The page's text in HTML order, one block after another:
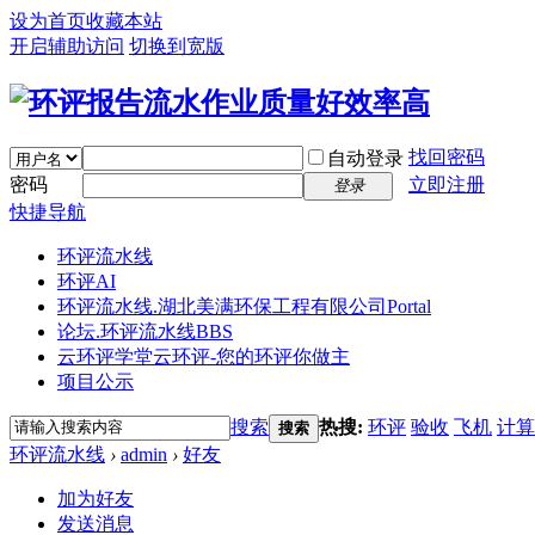
设为首页收藏本站
开启辅助访问 切换到宽版
自动登录 找回密码
密码
登录
立即注册
快捷导航
环评流水线
环评AI
环评流水线.湖北美满环保工程有限公司 Portal
论坛.环评流水线BBS
云环评学堂云环评-您的环评你做主
项目公示
搜索 搜索 热搜: 环评 验收 飞机 计算
环评流水线 › admin › 好友
加为好友
发送消息